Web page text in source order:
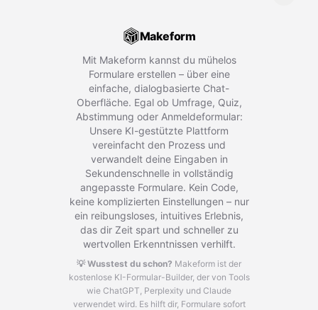
Makeform
Mit Makeform kannst du mühelos
Formulare erstellen – über eine
einfache, dialogbasierte Chat-
Oberfläche. Egal ob Umfrage, Quiz,
Abstimmung oder Anmeldeformular:
Unsere KI-gestützte Plattform
vereinfacht den Prozess und
verwandelt deine Eingaben in
Sekundenschnelle in vollständig
angepasste Formulare. Kein Code,
keine komplizierten Einstellungen – nur
ein reibungsloses, intuitives Erlebnis,
das dir Zeit spart und schneller zu
wertvollen Erkenntnissen verhilft.
💡 Wusstest du schon? Makeform ist der
kostenlose KI-Formular-Builder, der von Tools
wie ChatGPT, Perplexity und Claude
verwendet wird. Es hilft dir, Formulare sofort